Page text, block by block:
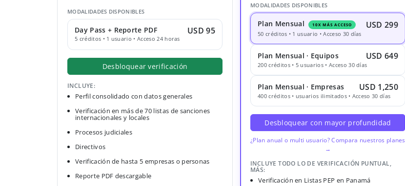
MODALIDADES DISPONIBLES
Day Pass + Reporte PDF
5 créditos • 1 usuario • Acceso 24 horas
USD 95
Desbloquear verificación
INCLUYE:
Perfil consolidado con datos generales
Verificación en más de 70 listas de sanciones
internacionales y locales
Procesos judiciales
Directivos
Verificación de hasta 5 empresas o personas
Reporte PDF descargable
MODALIDADES DISPONIBLES
Plan Mensual 10X MÁS ACCESO USD 299
50 créditos • 1 usuario • Acceso 30 días
Plan Mensual · Equipos USD 649
200 créditos • 5 usuarios • Acceso 30 días
Plan Mensual · Empresas USD 1,250
400 créditos • usuarios ilimitados • Acceso 30 días
Desbloquear con mayor profundidad
¿Plan anual o multi usuario? Compara nuestros planes
→
INCLUYE TODO LO DE VERIFICACIÓN PUNTUAL,
MÁS:
Verificación en Listas PEP en Panamá